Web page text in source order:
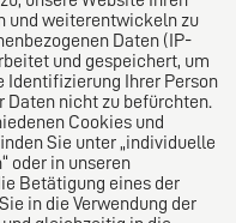
und weiterentwickeln zu
Daten (IP-
und gespeichert, um
Identifizierung Ihrer Person
Daten nicht zu befürchten.
Cookies und
Sie unter „individuelle
oder in unseren
Betätigung eines der
in die Verwendung der